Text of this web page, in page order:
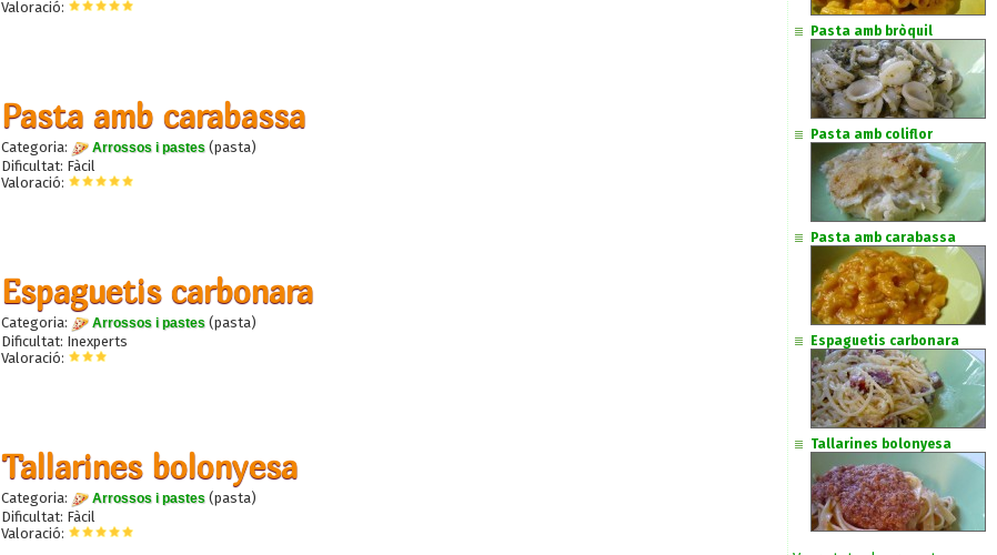
Valoració:
Pasta amb carabassa
Categoria: Arrossos i pastes (pasta)
Dificultat: Fàcil
Valoració:
Espaguetis carbonara
Categoria: Arrossos i pastes (pasta)
Dificultat: Inexperts
Valoració:
Tallarines bolonyesa
Categoria: Arrossos i pastes (pasta)
Dificultat: Fàcil
Valoració:
Pasta amb bròquil
Pasta amb coliflor
Pasta amb carabassa
Espaguetis carbonara
Tallarines bolonyesa